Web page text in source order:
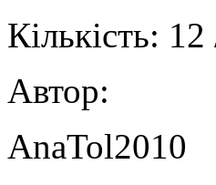
Кількість:
Автор:
AnaTol2010